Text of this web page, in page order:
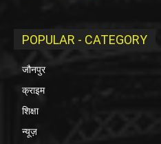
POPULAR - CATEGORY
जौनपुर
क्राइम
शिक्षा
न्यूज़